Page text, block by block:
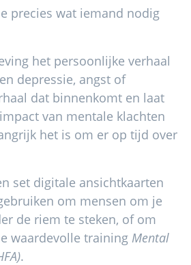
precies wat iemand nodig
het persoonlijke verhaal
depressie, angst of
dat binnenkomt en laat
van mentale klachten
het is om er op tijd over
set digitale ansichtkaarten
om mensen om je
de riem te steken, of om
waardevolle training Mental
.